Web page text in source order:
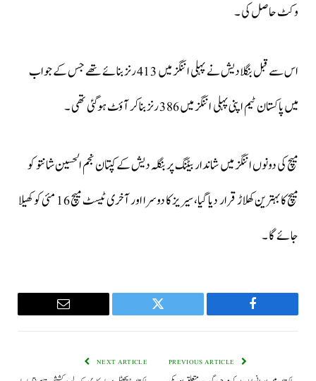
وکٹ حاصل کی ۔
اس سے قبل بنگلادیش نے پہلی اننگز میں 413 رنز بنائے تھے جس کے جواب
میں پاکستان ٹیم اپنی پہلی اننگز میں 386 رنز بناکر آؤٹ ہوگئی تھی ۔
میچ کی دونوں اننگز میں شاندار بیٹنگ پر بنگلہ دیش کے کپتان نجم الحسین شانتو کو
میچ کا بہترین کھلاڑ قرار دیا گیا، سیریز کا دوسرا اور آخری ٹیسٹ میچ 16 مئی کو کھیلا
جائے گا ۔
Facebook
Twitter
Email
NEXT ARTICLE